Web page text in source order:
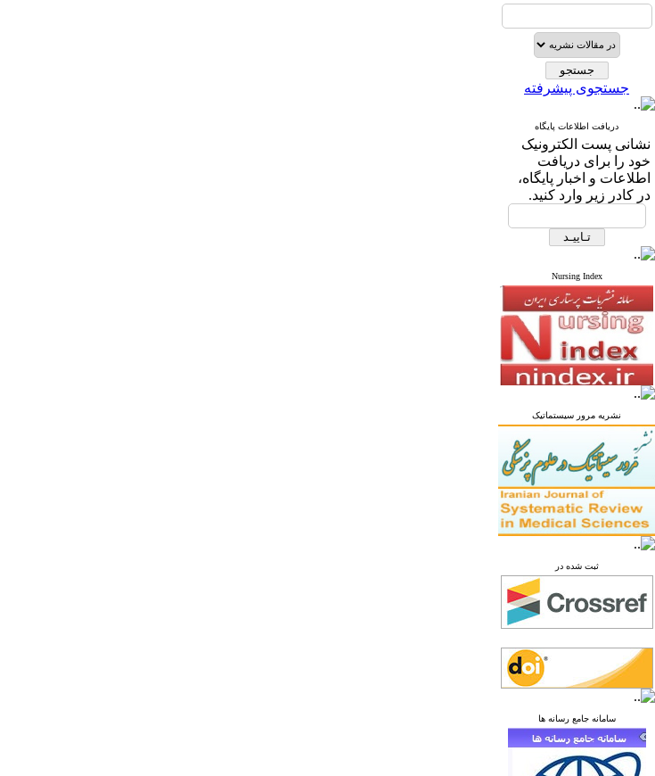
جستجوی پیشرفته
دریافت اطلاعات پایگاه
نشانی پست الکترونیک
خود را برای دریافت
اطلاعات و اخبار پایگاه،
در کادر زیر وارد کنید.
Nursing Index
نشریه مرور سیستماتیک
ثبت شده در
سامانه جامع رسانه ها